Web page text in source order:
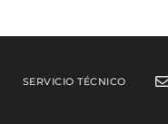
SERVICIO TÉCNICO